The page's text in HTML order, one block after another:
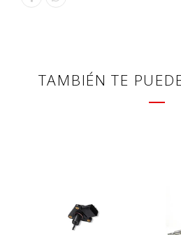
TAMBIÉN TE